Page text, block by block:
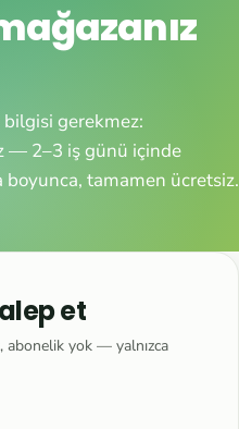
gerekmez:
— 2–3 iş günü içinde
tamamen ücretsiz.
et
abonelik yok — yalnızca